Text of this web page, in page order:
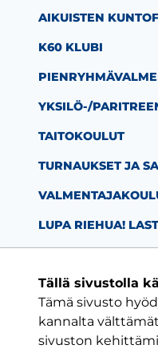
Tällä sivustolla
Tämä sivusto
kannalta
sivuston
AIKUISTEN
K60 KLUBI
YKSILÖ-/
TAITOKOULUT
TURNAUKSET JA
LUPA RIEHUA!